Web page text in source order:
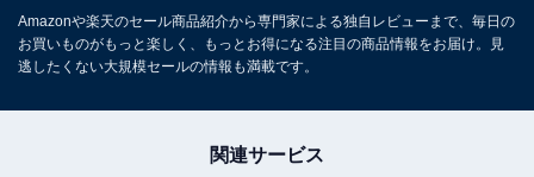
50dBアクティブノイズキャンセリング 50時間バッテリー
通話ノイズリダクション Bluetooth5.4 iOS/Android対応
Amazonや楽天のセール商品紹介から専門家による独自レビューまで、毎日の
お買いものがもっと楽しく、もっとお得になる注目の商品情報をお届け。見
逃したくない大規模セールの情報も満載です。
関連サービス